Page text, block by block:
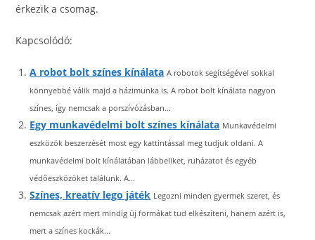
érkezik a csomag.
Kapcsolódó:
A robot bolt színes kínálata A robotok segítségével sokkal
könnyebbé válik majd a házimunka is. A robot bolt kínálata nagyon
színes, így nemcsak a porszívózásban...
Egy munkavédelmi bolt színes kínálata Munkavédelmi
eszközök beszerzését most egy kattintással meg tudjuk oldani. A
munkavédelmi bolt kínálatában lábbeliket, ruházatot és egyéb
védőeszközöket találunk. A...
Színes, kreatív lego játék Legozni minden gyermek szeret, és
nemcsak azért mert mindig új formákat tud elkészíteni, hanem azért is,
mert a színes kockák...